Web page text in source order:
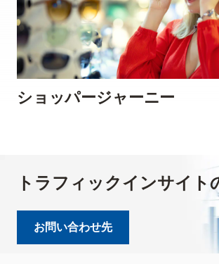
ショッパージャーニー
トラフィックインサイト
お問い合わせ先